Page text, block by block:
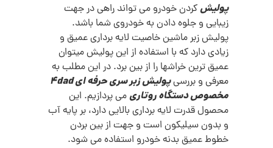
پولیشکردن خودرو می تواند راهی در جهت
زیبایی و جلوه دادن به خودروی شما باشد.
پولیش زبر ماشین خاصیت لایه برداری عمیق و
زیادی دارد که با استفاده از این پولیش میتوان
عمیق ترین خراشها را از بین برد. در این مطلب به
معرفی و بررسی
پولیش زبر سری حرفه ای 4dad
مخصوص دستگاه روتاریمی پردازیم. این
محصول قدرت لایه برداری بالایی دارد، بر پایه آب
و بدون سیلیکون است و جهت از بین بردن
خطوط عمیق بدنه خودرو استفاده می شود.